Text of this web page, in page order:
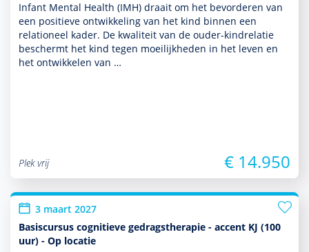
Infant Mental Health (IMH) draait om het bevor­deren van
een positieve ont­wikke­ling van het kind binnen een
relationeel kader. De kwaliteit van de ouder-kindrelatie
beschermt het kind tegen moeilijkheden in het leven en
het ontwik­kelen van …
Plek vrij € 14.950
3 maart 2027
Basiscursus cognitieve gedragstherapie - accent KJ (100
uur) - Op locatie